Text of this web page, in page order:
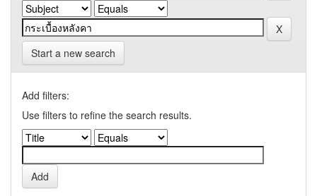
Start a new search
Add filters:
Use filters to refine the search results.